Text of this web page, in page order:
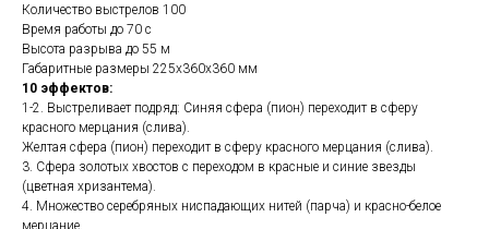
Количество выстрелов 100
Время работы до 70 с
Высота разрыва до 55 м
Габаритные размеры 225х360х360 мм
10 эффектов:
1-2. Выстреливает подряд: Синяя сфера (пион) переходит в сферу
красного мерцания (слива).
Желтая сфера (пион) переходит в сферу красного мерцания (слива).
3. Сфера золотых хвостов с переходом в красные и синие звезды
(цветная хризантема).
4. Множество серебряных ниспадающих нитей (парча) и красно-белое